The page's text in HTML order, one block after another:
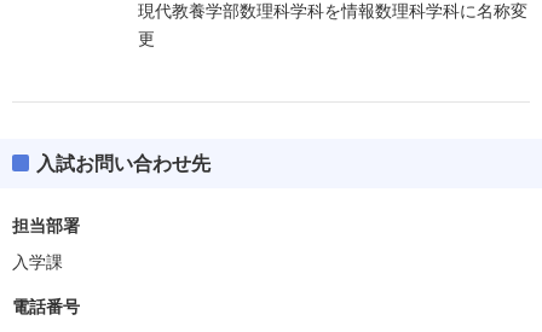
現代教養学部数理科学科を情報数理科学科に名称変
更
入試お問い合わせ先
担当部署
入学課
電話番号